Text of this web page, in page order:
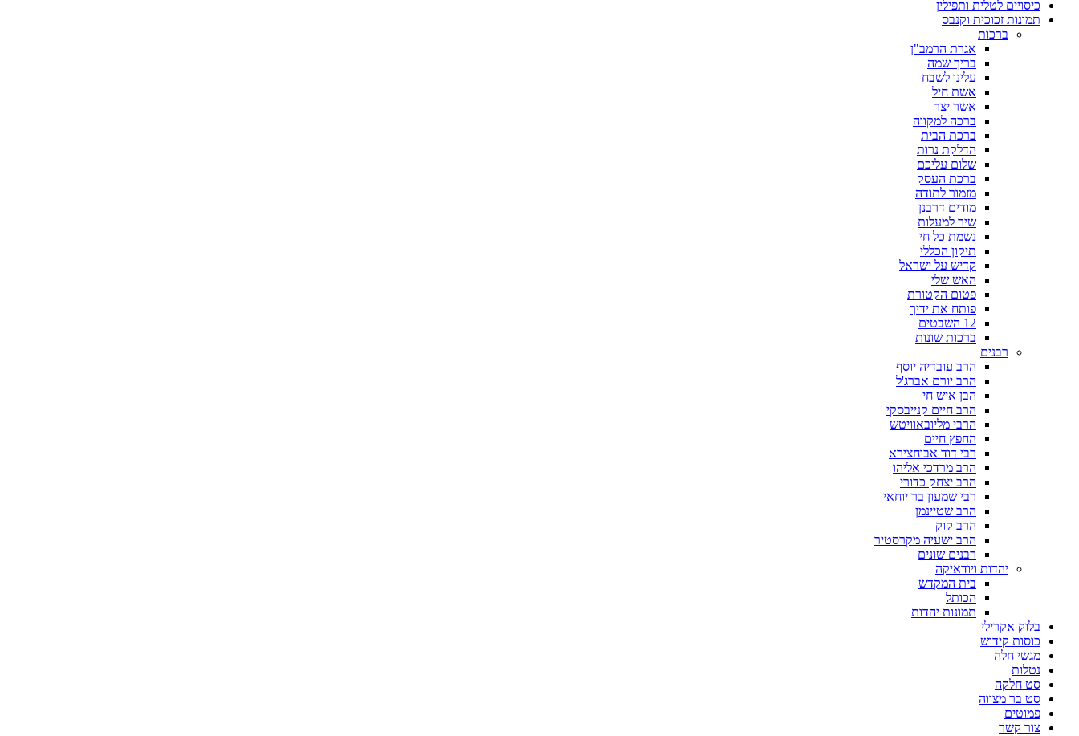
כיסויים לטלית ותפילין
תמונות זכוכית וקנבס
ברכות
אגרת הרמב"ן
בריך שמה
עלינו לשבח
אשת חיל
אשר יצר
ברכה למקווה
ברכת הבית
הדלקת נרות
שלום עליכם
ברכת העסק
מזמור לתודה
מודים דרבנן
שיר למעלות
נשמת כל חי
תיקון הכללי
קדיש על ישראל
האש שלי
פטום הקטורת
פותח את ידיך
12 השבטים
ברכות שונות
רבנים
הרב עובדיה יוסף
הרב יורם אברג'ל
הבן איש חי
הרב חיים קנייבסקי
הרבי מליובאוויטש
החפץ חיים
רבי דוד אבוחצירא
הרב מרדכי אליהו
הרב יצחק כדורי
רבי שמעון בר יוחאי
הרב שטיינמן
הרב קוק
הרב ישעיה מקרסטיר
רבנים שונים
יהדות ויודאיקה
בית המקדש
הכותל
תמונות יהדות
בלוק אקרילי
כוסות קידוש
מגשי חלה
נטלות
סט חלקה
סט בר מצווה
פמוטים
צור קשר